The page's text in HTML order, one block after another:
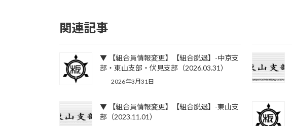
関連記事
▼ 【組合員情報変更】【組合脱退】-中京支
部・東山支部・伏見支部（2026.03.31）
2026年3月31日
▼ 【組合員情報変更】【組合脱退】-東山支
部（2023.11.01）